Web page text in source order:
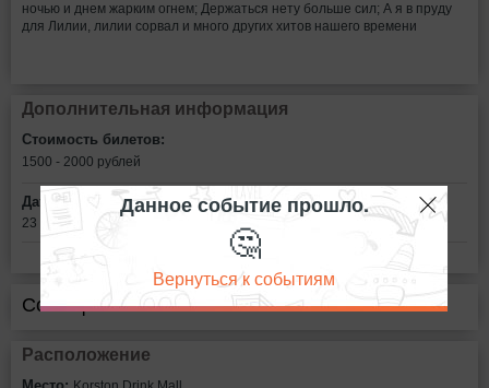
ночью и днем жарким огнем; Держаться нету больше сил; А я в пруду
для Лилии, лилии сорвал и много других хитов нашего времени
Дополнительная информация
Стоимость билетов:
1500 - 2000 рублей
Дата:
23 февраля в 20:00
Сообщить об ошибке
Расположение
Данное событие прошло.
🤔
Вернуться к событиям